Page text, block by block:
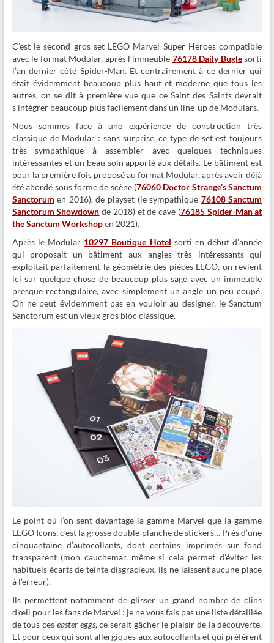
C’est le second gros set LEGO Marvel Super Heroes compatible
avec le format Modular, après l’immeuble 76178 Daily Buglesorti
l’an dernier côté Spider-Man. Et contrairement à ce dernier qui
était évidemment beaucoup plus haut et moderne que tous les
autres, on se dit à première vue que ce Saint des Saints devrait
s’intégrer beaucoup plus facilement dans un line-up de Modulars.
Nous sommes face à une expérience de construction très
classique de Modular : sans surprise, ce type de set est toujours
très sympathique à assembler avec quelques techniques
intéressantes et un beau soin apporté aux détails. Le bâtiment est
pour la première fois proposé au format Modular, après avoir déjà
été abordé sous forme de scène (76060 Doctor Strange’s Sanctum
Sanctorum en 2016), de playset (le sympathique 76108 Sanctum
Sanctorum Showdown de 2018) et de cave (76185 Spider-Man at
the Sanctum Workshopen 2021).
Après le Modular 10297 Boutique Hotel sorti en début d’année
qui proposait un bâtiment aux angles très intéressants qui
exploitait parfaitement la géométrie des pièces LEGO, on revient
ici sur quelque chose de beaucoup plus sage avec un immeuble
presque rectangulaire, avec simplement un angle un peu coupé.
On ne peut évidemment pas en vouloir au designer, le Sanctum
Sanctorum est un vieux gros bloc classique.
Le point où l’on sent davantage la gamme Marvel que la gamme
LEGO Icons, c’est la grosse double planche de stickers… Près d’une
cinquantaine d’autocollants, dont certains imprimés sur fond
transparent (mon cauchemar, même si cela permet d’éviter les
habituels écarts de teinte disgracieux, ils ne laissent aucune place
à l’erreur).
Ils permettent notamment de glisser un grand nombre de clins
d’œil pour les fans de Marvel : je ne vous fais pas une liste détaillée
de tous ces easter eggs, ce serait gâcher le plaisir de la découverte.
Et pour ceux qui sont allergiques aux autocollants et qui préfèrent